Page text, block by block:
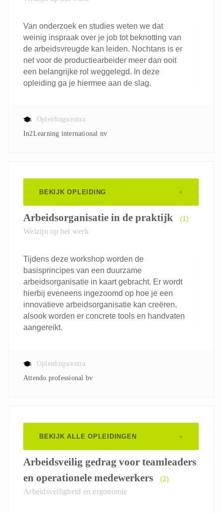
Van onderzoek en studies weten we dat
weinig inspraak over je job tot beknotting van
de arbeidsvreugde kan leiden. Nochtans is er
net voor de productiearbeider meer dan ooit
een belangrijke rol weggelegd. In deze
opleiding ga je hiermee aan de slag.
Opleidingscentra
In2Learning international nv
BEKIJK OPLEIDING
Arbeidsorganisatie in de praktijk (1)
Welzijn op het werk
Tijdens deze workshop worden de
basisprincipes van een duurzame
arbeidsorganisatie in kaart gebracht. Er wordt
hierbij eveneens ingezoomd op hoe je een
innovatieve arbeidsorganisatie kan creëren,
alsook worden er concrete tools en handvaten
aangereikt.
Opleidingscentra
Attendo professional bv
BEKIJK ALLE OPLEIDINGEN
Arbeidsveilig gedrag voor teamleaders
en operationele medewerkers
(2)
Arbeidsveiligheid en ergonomie